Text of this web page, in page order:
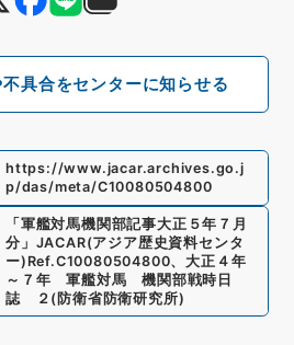
具合をセンターに知らせる
https://www.jacar.archives.go.j
p/das/meta/C10080504800
「軍艦対馬機関部記事大正５年７月
分 」 JACAR(アジア歴史資料センタ
ー) Ref.C10080504800、大正４年
～７年 軍艦対馬 機関部戦時日
誌 ２ (防衛省防衛研究所)